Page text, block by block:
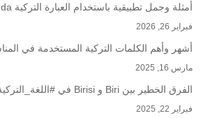
أمثلة وجمل تطبيقية باستخدام العبارة التركية Zorunda
فبراير 26, 2026
أشهر وأهم الكلمات التركية المستخدمة في
مارس 16, 2025
الفرق الخطير بين Biri و Birisi في #اللغة_التركية
فبراير 22, 2025